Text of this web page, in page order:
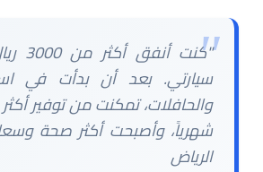
سيارتي. بعد أن بدأت في
شهرياً، وأصبحت أكثر صحة
الرياض